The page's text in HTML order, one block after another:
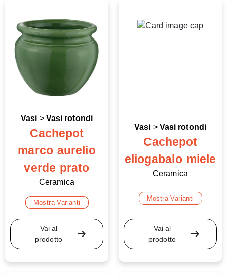
Vasi > Vasi rotondi
Cachepot
marco aurelio
verde prato
Ceramica
Mostra Varianti
Vai al
prodotto
arrow_right_alt
Vasi > Vasi rotondi
Cachepot
eliogabalo miele
Ceramica
Mostra Varianti
Vai al
prodotto
arrow_right_alt